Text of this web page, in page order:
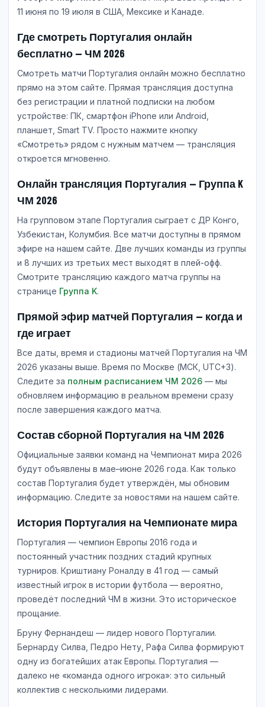
11 июня по 19 июля в США, Мексике и Канаде.
Где смотреть Португалия онлайн
бесплатно — ЧМ 2026
Смотреть матчи Португалия онлайн можно бесплатно
прямо на этом сайте. Прямая трансляция доступна
без регистрации и платной подписки на любом
устройстве: ПК, смартфон iPhone или Android,
планшет, Smart TV. Просто нажмите кнопку
«Смотреть» рядом с нужным матчем — трансляция
откроется мгновенно.
Онлайн трансляция Португалия — Группа K
ЧМ 2026
На групповом этапе Португалия сыграет с ДР Конго,
Узбекистан, Колумбия. Все матчи доступны в прямом
эфире на нашем сайте. Две лучших команды из группы
и 8 лучших из третьих мест выходят в плей-офф.
Смотрите трансляцию каждого матча группы на
странице Группа K.
Прямой эфир матчей Португалия — когда и
где играет
Все даты, время и стадионы матчей Португалия на ЧМ
2026 указаны выше. Время по Москве (МСК, UTC+3).
Следите за полным расписанием ЧМ 2026 — мы
обновляем информацию в реальном времени сразу
после завершения каждого матча.
Состав сборной Португалия на ЧМ 2026
Официальные заявки команд на Чемпионат мира 2026
будут объявлены в мае–июне 2026 года. Как только
состав Португалия будет утверждён, мы обновим
информацию. Следите за новостями на нашем сайте.
История Португалия на Чемпионате мира
Португалия — чемпион Европы 2016 года и
постоянный участник поздних стадий крупных
турниров. Криштиану Роналду в 41 год — самый
известный игрок в истории футбола — вероятно,
проведёт последний ЧМ в жизни. Это историческое
прощание.
Бруну Фернандеш — лидер нового Португалии.
Бернарду Силва, Педро Нету, Рафа Силва формируют
одну из богатейших атак Европы. Португалия —
далеко не «команда одного игрока»: это сильный
коллектив с несколькими лидерами.